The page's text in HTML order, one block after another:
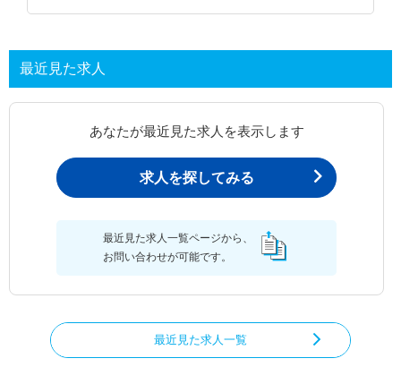
最近見た求人
あなたが最近見た求人を表示します
求人を探してみる
最近見た求人一覧ページから、
お問い合わせが可能です。
最近見た求人一覧